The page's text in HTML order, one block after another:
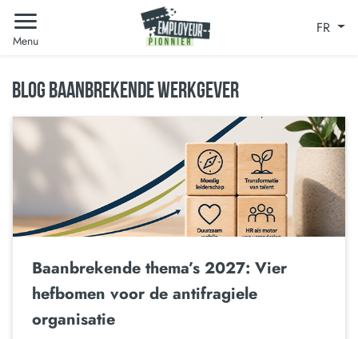
Menu
FR
BLOG BAANBREKENDE WERKGEVER
Baanbrekende thema’s 2027: Vier
hefbomen voor de antifragiele
organisatie